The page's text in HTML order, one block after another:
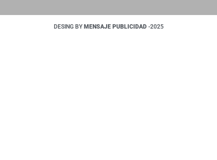
DESING BY MENSAJE PUBLICIDAD -2025